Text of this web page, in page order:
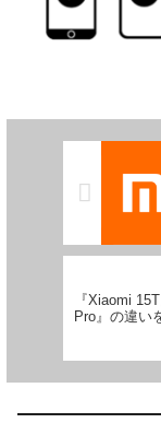
『Xiaomi
Pro』の違い